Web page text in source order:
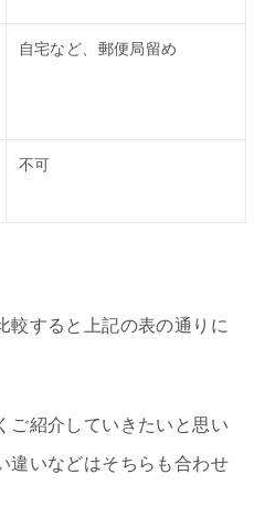
自宅など、郵便局留め
不可
較すると上記の表の通りに
ご紹介していきたいと思い
違いなどはそちらも合わせ